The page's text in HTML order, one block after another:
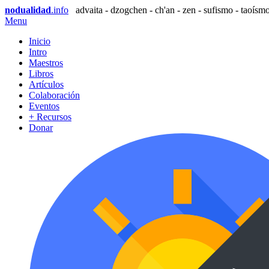
nodualidad.info
advaita - dzogchen - ch'an - zen - sufismo -
Menu
Inicio
Intro
Maestros
Libros
Artículos
Colaboración
Eventos
+ Recursos
Donar